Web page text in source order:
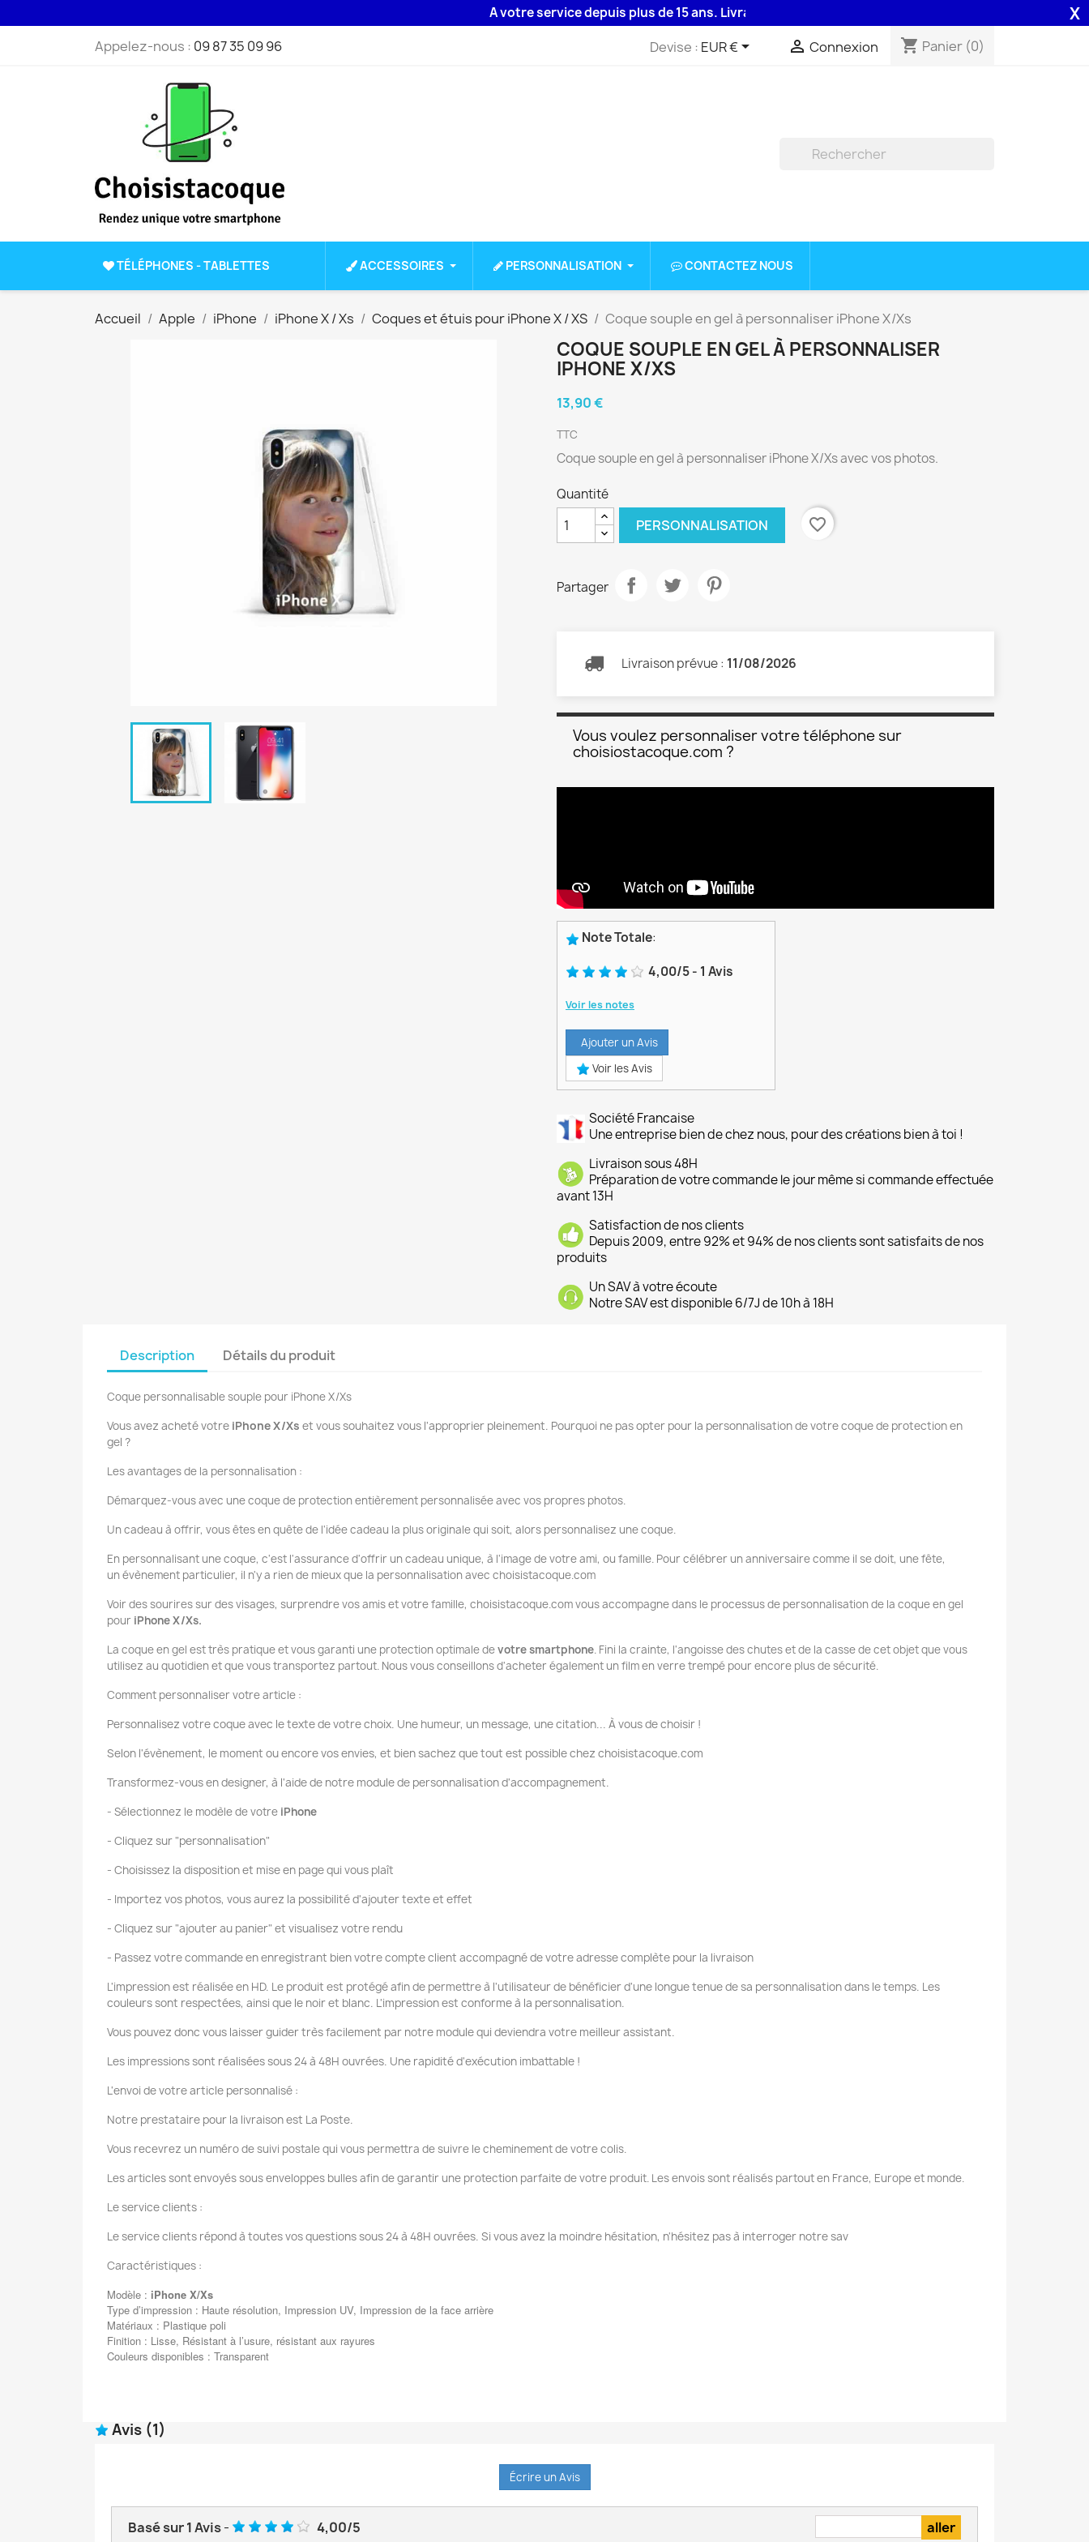
A votre service depuis plus de 15 ans. Livraison 48H assurée par la Poste . X
Appelez-nous : 09 87 35 09 96 Devise : EUR €  Connexion shopping_cart Panier (0)
TÉLÉPHONES - TABLETTES ACCESSOIRES PERSONNALISATION CONTACTEZ NOUS
Accueil Apple iPhone iPhone X / Xs Coques et étuis pour iPhone X / XS Coque souple en gel à personnaliser iPhone X/Xs
COQUE SOUPLE EN GEL À PERSONNALISER
IPHONE X/XS
13,90 €
TTC
Coque souple en gel à personnaliser iPhone X/Xs avec vos photos.
Quantité
PERSONNALISATION favorite_border
Partager
Livraison prévue : 11/08/2026
Vous voulez personnaliser votre téléphone sur
choisiostacoque.com ?
Note Totale:
4,00/5- 1 Avis
Voir les notes
Ajouter un Avis
Voir les Avis
Société Francaise
Une entreprise bien de chez nous, pour des créations bien à toi !
Livraison sous 48H
Préparation de votre commande le jour même si commande effectuée
avant 13H
Satisfaction de nos clients
Depuis 2009, entre 92% et 94% de nos clients sont satisfaits de nos
produits
Un SAV à votre écoute
Notre SAV est disponible 6/7J de 10h à 18H
Description Détails du produit
Coque personnalisable souple pour iPhone X/Xs
Vous avez acheté votre iPhone X/Xs et vous souhaitez vous l'approprier pleinement. Pourquoi ne pas opter pour la personnalisation de votre coque de protection en
gel ?
Les avantages de la personnalisation :
Démarquez-vous avec une coque de protection entièrement personnalisée avec vos propres photos.
Un cadeau à offrir, vous êtes en quête de l'idée cadeau la plus originale qui soit, alors personnalisez une coque.
En personnalisant une coque, c'est l'assurance d'offrir un cadeau unique, à l'image de votre ami, ou famille. Pour célébrer un anniversaire comme il se doit, une fête,
un évènement particulier, il n'y a rien de mieux que la personnalisation avec choisistacoque.com
Voir des sourires sur des visages, surprendre vos amis et votre famille, choisistacoque.com vous accompagne dans le processus de personnalisation de la coque en gel
pour iPhone X/Xs.
La coque en gel est très pratique et vous garanti une protection optimale devotre smartphone. Fini la crainte, l'angoisse des chutes et de la casse de cet objet que vous
utilisez au quotidien et que vous transportez partout. Nous vous conseillons d'acheter également un film en verre trempé pour encore plus de sécurité.
Comment personnaliser votre article :
Personnalisez votre coque avec le texte de votre choix. Une humeur, un message, une citation... À vous de choisir !
Selon l'évènement, le moment ou encore vos envies, et bien sachez que tout est possible chez choisistacoque.com
Transformez-vous en designer, à l'aide de notre module de personnalisation d'accompagnement.
- Sélectionnez le modèle de votre iPhone
- Cliquez sur "personnalisation"
- Choisissez la disposition et mise en page qui vous plaît
- Importez vos photos, vous aurez la possibilité d'ajouter texte et effet
- Cliquez sur "ajouter au panier" et visualisez votre rendu
- Passez votre commande en enregistrant bien votre compte client accompagné de votre adresse complète pour la livraison
L'impression est réalisée en HD. Le produit est protégé afin de permettre à l'utilisateur de bénéficier d'une longue tenue de sa personnalisation dans le temps. Les
couleurs sont respectées, ainsi que le noir et blanc. L'impression est conforme à la personnalisation.
Vous pouvez donc vous laisser guider très facilement par notre module qui deviendra votre meilleur assistant.
Les impressions sont réalisées sous 24 à 48H ouvrées. Une rapidité d'exécution imbattable !
L'envoi de votre article personnalisé :
Notre prestataire pour la livraison est La Poste.
Vous recevrez un numéro de suivi postale qui vous permettra de suivre le cheminement de votre colis.
Les articles sont envoyés sous enveloppes bulles afin de garantir une protection parfaite de votre produit. Les envois sont réalisés partout en France, Europe et monde.
Le service clients :
Le service clients répond à toutes vos questions sous 24 à 48H ouvrées. Si vous avez la moindre hésitation, n'hésitez pas à interroger notre sav
Caractéristiques :
Modèle : iPhone X/Xs
Type d’impression : Haute résolution, Impression UV, Impression de la face arrière
Matériaux : Plastique poli
Finition : Lisse, Résistant à l’usure, résistant aux rayures
Couleurs disponibles : Transparent
Avis (1)
Écrire un Avis
Basé sur1Avis- 4,00/5